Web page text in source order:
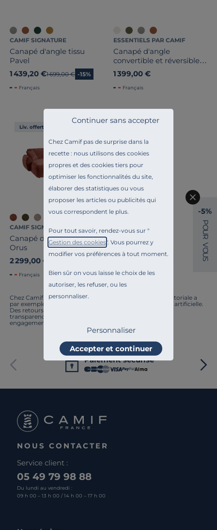
Chez Camif pas de surprise dans la
recette : nous utilisons des cookies
propres et des cookies tiers pour
optimiser les fonctionnalités du site,
élaborer des statistiques ou vous
proposer les articles ou publicités qui
vous correspondent le plus.
Pour tout savoir, rendez-vous sur "
Gestion des cookies". Vous pourrez y
modifier vos préférences à tout moment.
Bien sûr on vous laisse le choix de les
autoriser, les refuser, ou les
personnaliser.
Continuer sans accepter
Personnaliser
Accepter et continuer
CAMIF SIGNATURE
Canapé d'angle tissu
Pavel
1 439,20 €Ancien prix
1 699,00 € -15%
Français
ESSENTIELS PAR CAMIF
Canapé d'angle
convertible et réversible
tissu Pyram
1 399,00 €
Français
Liv. offerte
CAMIF SIGNATURE
Canapé d'angle tissu
Orus
2 299,00 €
Français
Chez Camif, on innove en permanence. Notre équipe éditoriale a
par exemple généré cette page à l'aide d'une intelligence artificielle.
Des retours ? Nous sommes à l'écoute. Tout comme la
transparence, l'amélioration continue fait partie de nos
engagements.
Marque
Note des clients
Stock
Paiement sécurisé
NOUS CONTACTER
Service client :
05 49 79 98 88
Du lundi au vendredi :
09 h 00 – 13 h 00 / 14 h 00 – 17 h 00
-5%
P
O
U
R
V
O
U
S